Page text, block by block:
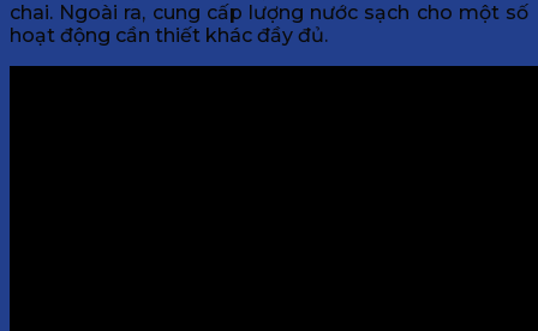
chai. Ngoài ra, cung cấp lượng nước sạch cho một số
hoạt động cần thiết khác đầy đủ.